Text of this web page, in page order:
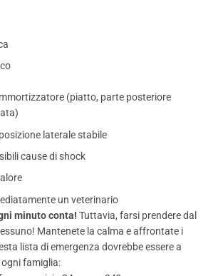
(piatto, parte posteriore
laterale stabile
cause di shock
un veterinario
minuto conta! Tuttavia, farsi prendere dal
Mantenete la calma e affrontate i
lista di emergenza dovrebbe essere a
famiglia: